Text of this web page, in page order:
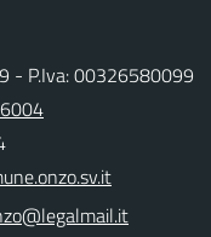
- P.Iva: 00326580099